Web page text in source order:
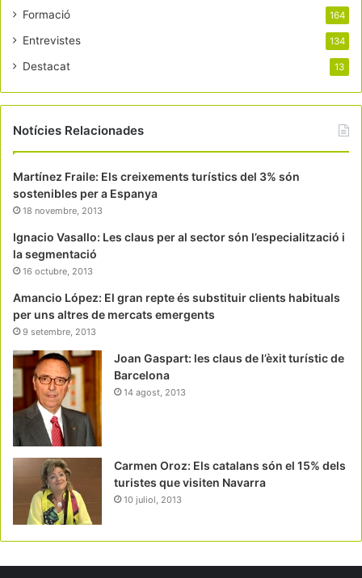
Formació 164
Entrevistes 134
Destacat 13
Notícies Relacionades
Martínez Fraile: Els creixements turístics del 3% són
sostenibles per a Espanya
18 novembre, 2013
Ignacio Vasallo: Les claus per al sector són l’especialització i
la segmentació
16 octubre, 2013
Amancio López: El gran repte és substituir clients habituals
per uns altres de mercats emergents
9 setembre, 2013
Joan Gaspart: les claus de l’èxit turístic de
Barcelona
14 agost, 2013
Carmen Oroz: Els catalans són el 15% dels
turistes que visiten Navarra
10 juliol, 2013